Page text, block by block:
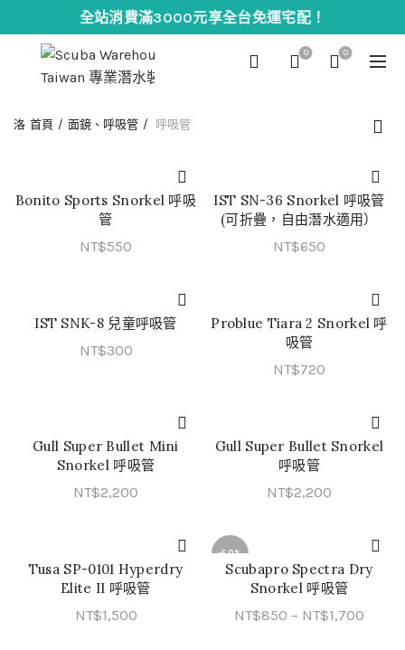
全站消費滿3000元享全台免運宅配！
0 0
首頁 面鏡、呼吸管 呼吸管
加入購物車
Bonito Sports Snorkel 呼吸
管
NT$550
QUICK SHOP
IST SN-36 Snorkel 呼吸管
(可折疊，自由潛水適用）
NT$650
QUICK SHOP
IST SNK-8 兒童呼吸管
NT$300
QUICK SHOP
Problue Tiara 2 Snorkel 呼
吸管
NT$720
QUICK SHOP
Gull Super Bullet Mini
Snorkel 呼吸管
NT$2,200
QUICK SHOP
Gull Super Bullet Snorkel
呼吸管
NT$2,200
QUICK SHOP
Tusa SP-0101 Hyperdry
Elite II 呼吸管
NT$1,500
-50%
QUICK SHOP
Scubapro Spectra Dry
Snorkel 呼吸管
NT$850 – NT$1,700